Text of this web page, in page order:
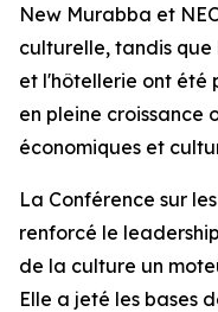
New Murabba et
culturelle, tandis que
et l'hôtellerie ont été
en pleine croissance
économiques et
La Conférence sur
renforcé le
de la culture un
Elle a jeté les bases